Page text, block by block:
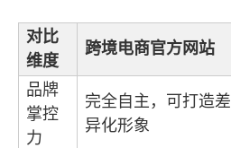
对比
维度
跨境电商官方网站
品牌
掌控
力
完全自主，可打造差
异化形象